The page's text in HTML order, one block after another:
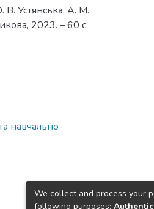
В. Устянська, А. М.
2023. – 60 с.
навчально-
We collect and process your
following purposes: